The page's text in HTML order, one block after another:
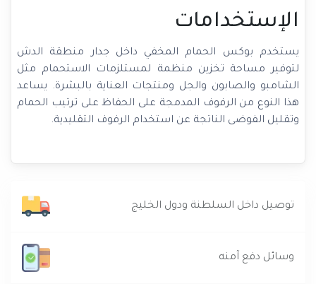
الإستخدامات
يستخدم بوكس الحمام المخفي داخل جدار منطقة الدش
لتوفير مساحة تخزين منظمة لمستلزمات الاستحمام مثل
الشامبو والصابون والجل ومنتجات العناية بالبشرة. يساعد
هذا النوع من الرفوف المدمجة على الحفاظ على ترتيب الحمام
وتقليل الفوضى الناتجة عن استخدام الرفوف التقليدية.
توصيل داخل السلطنة ودول الخليج
وسائل دفع آمنه